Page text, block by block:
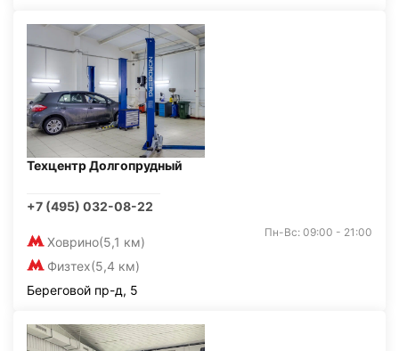
Техцентр Долгопрудный
+7 (495) 032-08-22
Ховрино(5,1 км)
Физтех(5,4 км)
Пн-Вс: 09:00 - 21:00
Береговой пр-д, 5